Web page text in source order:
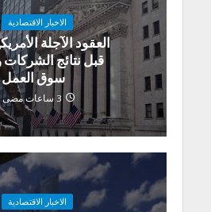
الاخبار الاقتصادية
العقود الآجلة
قبل نتائج الشركات
سوق العمل
3 ساعات مضى
الاخبار الاقتصادية